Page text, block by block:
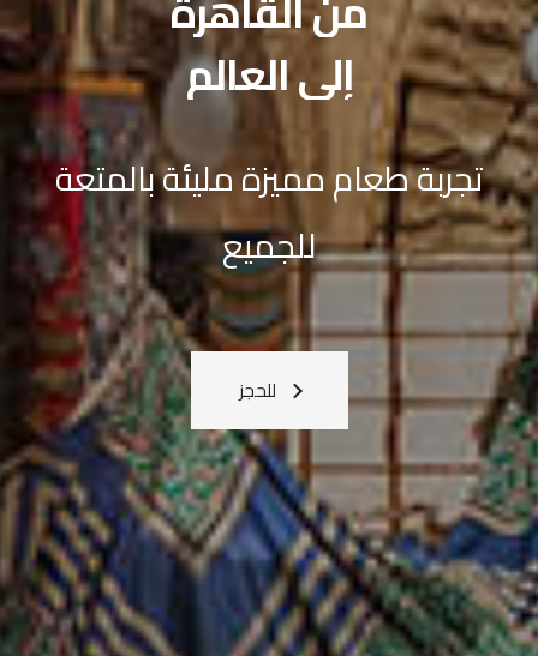
صالات الطعام الخاصة
احتفل بمناسبتك
القادمة
معنا
اعرف المزيد